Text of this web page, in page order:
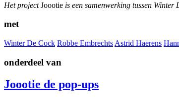
Het projectJoootie is een samenwerking tussen
met
Winter De Cock Robbe Embrechts Astrid Haerens
onderdeel van
Joootie de pop-ups